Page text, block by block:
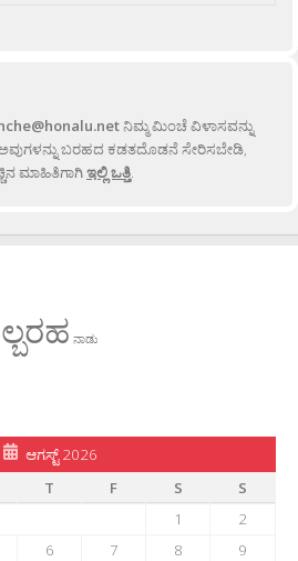
ನಿಮ್ಮ ಮಿಂಚೆ ವಿಳಾಸವನ್ನು
ಅವುಗಳನ್ನು ಬರಹದ ಕಡತದೊಡನೆ ಸೇರಿಸಬೇಡಿ,
ಮಾಹಿತಿಗಾಗಿಇಲ್ಲಿ ಒತ್ತಿ.
ನಾಡು
ಆಗಸ್ಟ್ 2026
T F S
S
1
2
6 7 8
9